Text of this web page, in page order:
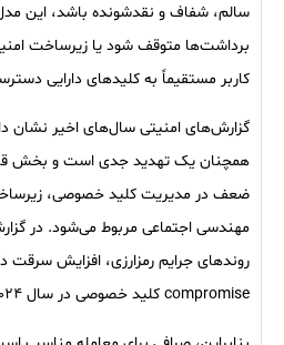
سالم، شفاف و نقدشونده باشد، این مدل
برداشت‌ها متوقف شود یا زیرساخت
کاربر مستقیماً به کلیدهای دارایی
گزارش‌های امنیتی سال‌های اخیر نشان
همچنان یک تهدید جدی است و بخش
روندهای جرایم رمزارزی، افزایش سرقت
compromise کلید خصوصی در سال ۲۰۲۴ برجسته شده است.